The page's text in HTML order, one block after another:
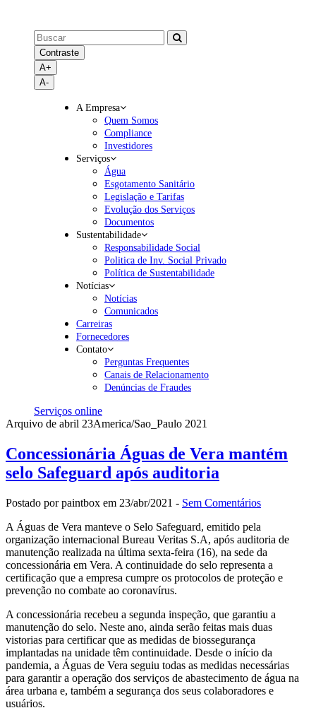
Contraste
A+
A-
A Empresa
Quem Somos
Compliance
Investidores
Serviços
Água
Esgotamento Sanitário
Legislação e Tarifas
Evolução dos Serviços
Documentos
Sustentabilidade
Responsabilidade Social
Politica de Inv. Social Privado
Política de Sustentabilidade
Notícias
Notícias
Comunicados
Carreiras
Fornecedores
Contato
Perguntas Frequentes
Canais de Relacionamento
Denúncias de Fraudes
Serviços online
Arquivo de abril 23America/Sao_Paulo 2021
Concessionária Águas de Vera mantém
selo Safeguard após auditoria
Postado por paintbox em 23/abr/2021 - Sem Comentários
A Águas de Vera manteve o Selo Safeguard, emitido pela
organização internacional Bureau Veritas S.A, após auditoria de
manutenção realizada na última sexta-feira (16), na sede da
concessionária em Vera. A continuidade do selo representa a
certificação que a empresa cumpre os protocolos de proteção e
prevenção no combate ao coronavírus.
A concessionária recebeu a segunda inspeção, que garantiu a
manutenção do selo. Neste ano, ainda serão feitas mais duas
vistorias para certificar que as medidas de biossegurança
implantadas na unidade têm continuidade. Desde o início da
pandemia, a Águas de Vera seguiu todas as medidas necessárias
para garantir a operação dos serviços de abastecimento de água na
área urbana e, também a segurança dos seus colaboradores e
usuários.